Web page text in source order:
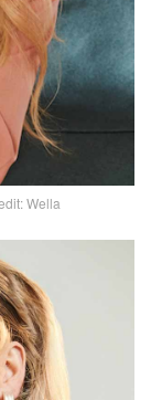
Wella